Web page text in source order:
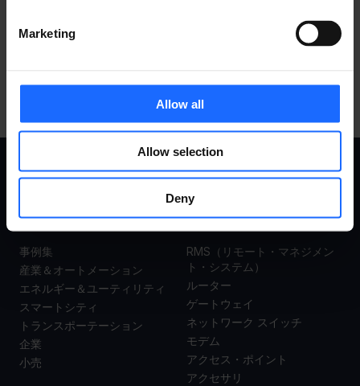
Marketing
Allow all
Allow selection
Deny
事例集
事例集
産業＆オートメーション
エネルギー＆ユーティリティ
スマートシティ
トランスポーテーション
企業
小売
製品
RMS（リモート・マネジメン
ト・システム）
ルーター
ゲートウェイ
ネットワーク スイッチ
モデム
アクセス・ポイント
アクセサリ